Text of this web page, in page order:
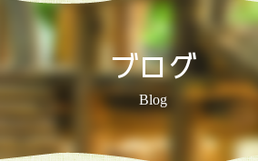
ブログ
Blog